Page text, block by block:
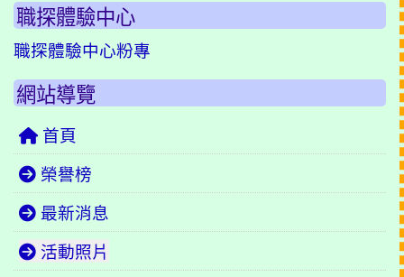
職探體驗中心
職探體驗中心粉專
網站導覽
首頁
榮譽榜
最新消息
活動照片